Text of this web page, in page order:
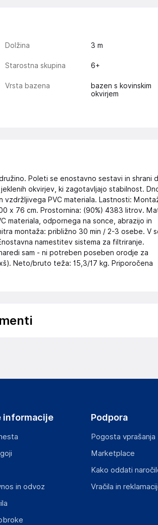
Dolžina 3 m
Starostna skupina 6+
Vrsta bazena
bazen s kovinskim
okvirjem
Poleti se enostavno sestavi in shrani
okvirjev, ki zagotavljajo stabilnost.
PVC materiala. Lastnosti:
x 76 cm. Prostornina: (90%) 4383 litrov.
materiala, odpornega na sonce, abrazijo in
montaža: približno 30 min / 2-3 osebe. V
namestitev sistema za filtriranje.
sam - ni potreben poseben orodje za
Neto/bruto teža: 15,3/17 kg. Priporočena
izdelka z zahtevanimi predpisi.
informacije
in odvoz
Podpora
Pogosta vprašanja
Marketplace
Kako oddati
Vračila in